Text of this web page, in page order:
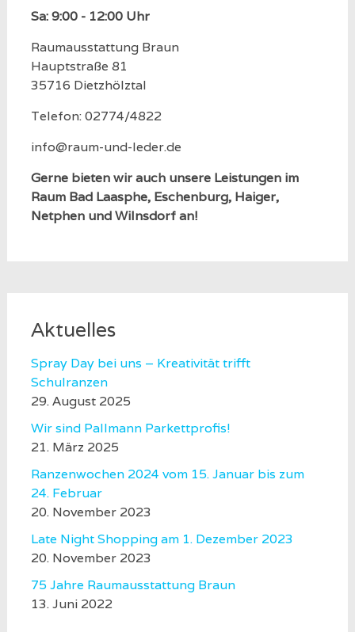
Sa: 9:00 - 12:00 Uhr
Raumausstattung Braun
Hauptstraße 81
35716 Dietzhölztal
Telefon: 02774/4822
info@raum-und-leder.de
Gerne bieten wir auch unsere Leistungen im
Raum Bad Laasphe, Eschenburg, Haiger,
Netphen und Wilnsdorf an!
Aktuelles
Spray Day bei uns – Kreativität trifft
Schulranzen
29. August 2025
Wir sind Pallmann Parkettprofis!
21. März 2025
Ranzenwochen 2024 vom 15. Januar bis zum
24. Februar
20. November 2023
Late Night Shopping am 1. Dezember 2023
20. November 2023
75 Jahre Raumausstattung Braun
13. Juni 2022